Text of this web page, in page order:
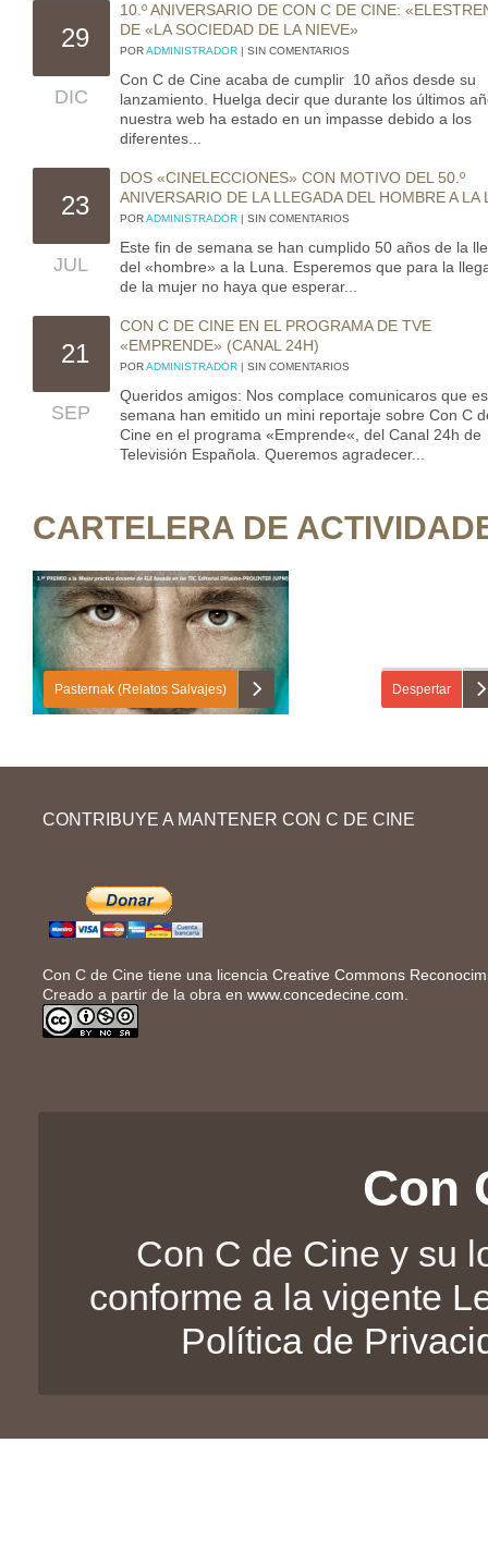
29
DIC
10.º ANIVERSARIO DE CON C DE CINE:
DE «LA SOCIEDAD DE LA NIEVE»
PORADMINISTRADOR| SIN COMENTARIOS
Con C de Cine acaba de cumplir 10 años desde su
lanzamiento. Huelga decir que durante los últimos
nuestra web ha estado en un impasse debido a los
diferentes...
23
JUL
DOS «CINELECCIONES» CON MOTIVO DEL 50.º
ANIVERSARIO DE LA LLEGADA DEL HOMBRE A LA
PORADMINISTRADOR| SIN COMENTARIOS
Este fin de semana se han cumplido 50 años de la
del «hombre» a la Luna. Esperemos que para la
de la mujer no haya que esperar...
21
SEP
CON C DE CINE EN EL PROGRAMA DE TVE
«EMPRENDE» (CANAL 24H)
PORADMINISTRADOR| SIN COMENTARIOS
Queridos amigos: Nos complace comunicaros que
semana han emitido un mini reportaje sobre Con C
Cine en el programa «Emprende«, del Canal 24h de
Televisión Española. Queremos agradecer...
CARTELERA DE
Pasternak (Relatos Salvajes)
personal a otras personas (nombre, apellido,
Despertar
Campofrío.
CONTRIBUYE A MANTENER CON C DE CINE
Con C de Cine tiene una licenciaCreative Commons
Creado a partir de la obra enwww.concedecine.com
Con
Con C de Cine y su
conforme a la vigente
Política de